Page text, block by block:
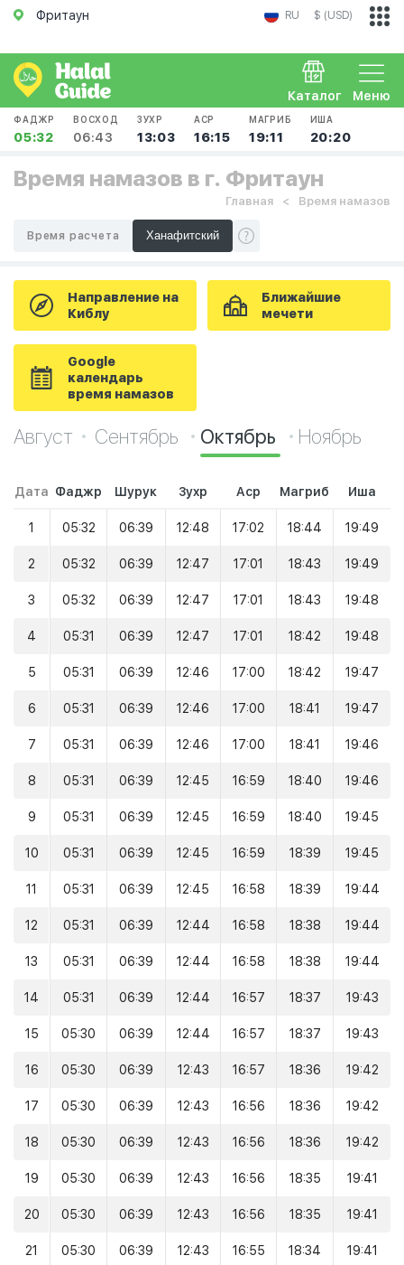
Фритаун RU $ (USD)
Меню
Каталог
ФАДЖР
05:32
ВОСХОД
06:43
ЗУХР
13:03
АСР
16:15
МАГРИБ
19:11
ИША
20:20
Время намазов в г. Фритаун
Главная Время намазов
Время расчета
Направление на
Киблу
Ближайшие
мечети
Google
календарь
время намазов
Август Сентябрь Октябрь Ноябрь
Дата Фаджр Шурук Зухр Аср Магриб Иша
1 05:32 06:39 12:48 17:02 18:44 19:49
2 05:32 06:39 12:47 17:01 18:43 19:49
3 05:32 06:39 12:47 17:01 18:43 19:48
4 05:31 06:39 12:47 17:01 18:42 19:48
5 05:31 06:39 12:46 17:00 18:42 19:47
6 05:31 06:39 12:46 17:00 18:41 19:47
7 05:31 06:39 12:46 17:00 18:41 19:46
8 05:31 06:39 12:45 16:59 18:40 19:46
9 05:31 06:39 12:45 16:59 18:40 19:45
10 05:31 06:39 12:45 16:59 18:39 19:45
11 05:31 06:39 12:45 16:58 18:39 19:44
12 05:31 06:39 12:44 16:58 18:38 19:44
13 05:31 06:39 12:44 16:58 18:38 19:44
14 05:31 06:39 12:44 16:57 18:37 19:43
15 05:30 06:39 12:44 16:57 18:37 19:43
16 05:30 06:39 12:43 16:57 18:36 19:42
17 05:30 06:39 12:43 16:56 18:36 19:42
18 05:30 06:39 12:43 16:56 18:36 19:42
19 05:30 06:39 12:43 16:56 18:35 19:41
20 05:30 06:39 12:43 16:56 18:35 19:41
21 05:30 06:39 12:43 16:55 18:34 19:41